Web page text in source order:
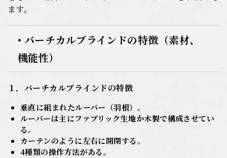
ます。
• バーチカルブラインドの特徴（素材、
機能性）
１．バーチカルブラインドの特徴
垂直に組まれたルーバー（羽根） 。
ルーバーは主にファブリック生地か木製で構成させてい
る。
カーテンのように左右に開閉する。
4種類の操作方法がある。